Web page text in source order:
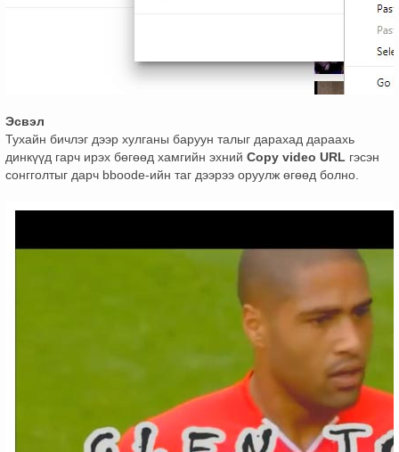
Эсвэл
Тухайн бичлэг дээр хулганы баруун талыг дарахад дараахь
динкүүд гарч ирэх бөгөөд хамгийн эхний Copy video URL гэсэн
сонгголтыг дарч bboode-ийн таг дээрээ оруулж өгөөд болно.